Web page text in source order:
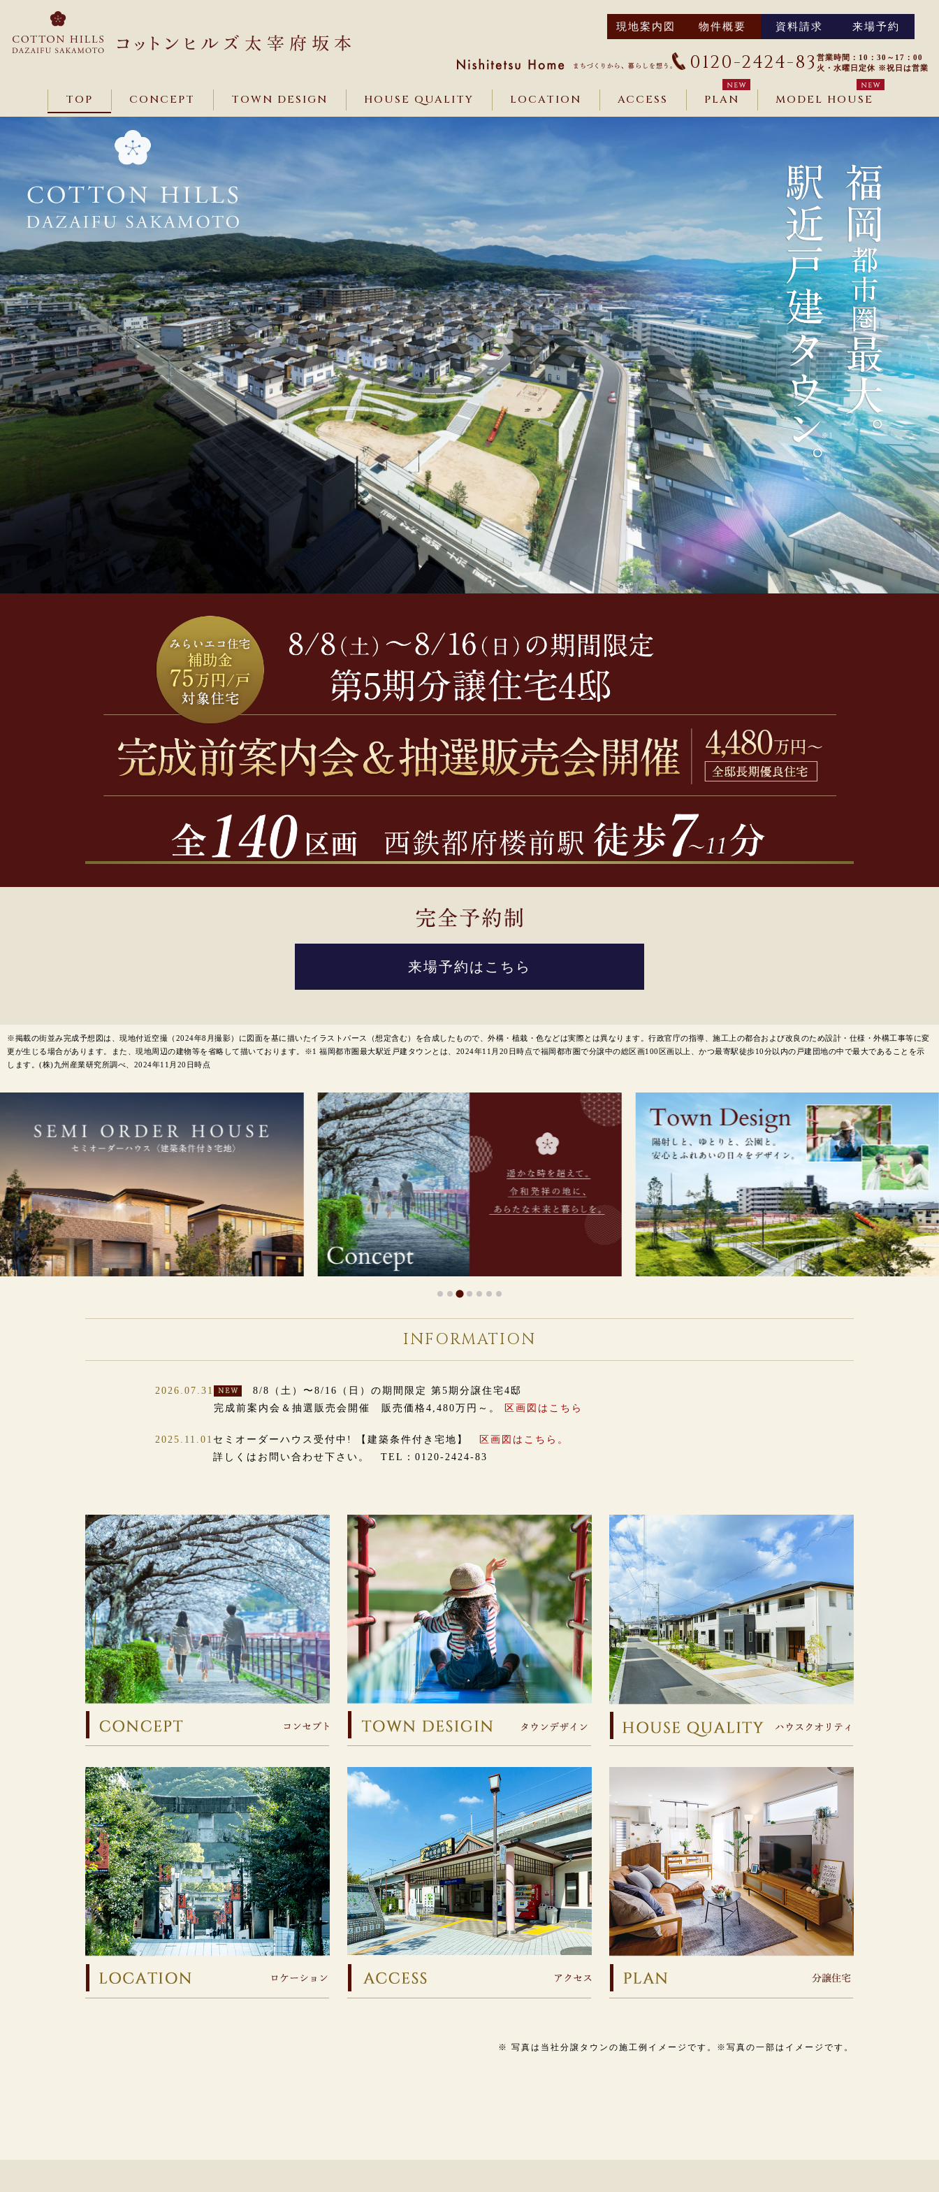
現地案内図 物件概要 資料請求 来場予約
0120-2424-83 営業時間：10：30～17：00
火・水曜日定休 ※祝日は営業
TOP CONCEPT TOWN DESIGN HOUSE QUALITY LOCATION ACCESS PLAN MODEL HOUSE
来場予約はこちら
※掲載の街並み完成予想図は、現地付近空撮（2024年8月撮影）に図面を基に描いたイラストパース（想定含む）を合成したもので、外構・植栽・色などは実際とは異なります。行政官庁の指導、施工上の都合および改良のため設計・仕様・外構工事等に変
更が生じる場合があります。また、現地周辺の建物等を省略して描いております。※1 福岡都市圏最大駅近戸建タウンとは、2024年11月20日時点で福岡都市圏で分譲中の総区画100区画以上、かつ最寄駅徒歩10分以内の戸建団地の中で最大であることを示
します。(株)九州産業研究所調べ、2024年11月20日時点
INFORMATION
2026.07.31
8/8（土）〜8/16（日）の期間限定 第5期分譲住宅4邸
完成前案内会＆抽選販売会開催 販売価格4,480万円～。
区画図はこちら
2025.11.01 セミオーダーハウス受付中! 【建築条件付き宅地】
区画図はこちら。
詳しくはお問い合わせ下さい。 TEL： 0120-2424-83
※ 写真は当社分譲タウンの施工例イメージです。 ※写真の一部はイメージです。